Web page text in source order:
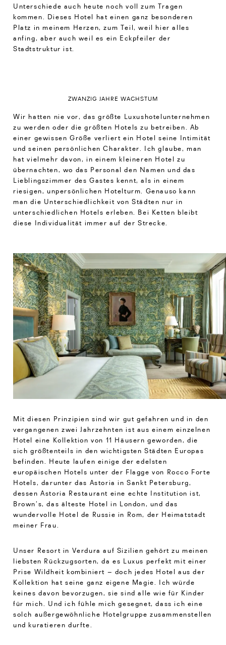
Unterschiede auch heute noch voll zum Tragen
kommen. Dieses Hotel hat einen ganz besonderen
Platz in meinem Herzen, zum Teil, weil hier alles
anfing, aber auch weil es ein Eckpfeiler der
Stadtstruktur ist.
ZWANZIG JAHRE WACHSTUM
Wir hatten nie vor, das größte Luxushotelunternehmen
zu werden oder die größten Hotels zu betreiben. Ab
einer gewissen Größe verliert ein Hotel seine Intimität
und seinen persönlichen Charakter. Ich glaube, man
hat vielmehr davon, in einem kleineren Hotel zu
übernachten, wo das Personal den Namen und das
Lieblingszimmer des Gastes kennt, als in einem
riesigen, unpersönlichen Hotelturm. Genauso kann
man die Unterschiedlichkeit von Städten nur in
unterschiedlichen Hotels erleben. Bei Ketten bleibt
diese Individualität immer auf der Strecke.
Mit diesen Prinzipien sind wir gut gefahren und in den
vergangenen zwei Jahrzehnten ist aus einem einzelnen
Hotel eine Kollektion von 11 Häusern geworden, die
sich größtenteils in den wichtigsten Städten Europas
befinden. Heute laufen einige der edelsten
europäischen Hotels unter der Flagge von Rocco Forte
Hotels, darunter das Astoria in Sankt Petersburg,
dessen Astoria Restaurant eine echte Institution ist,
Brown’s, das älteste Hotel in London, und das
wundervolle Hotel de Russie in Rom, der Heimatstadt
meiner Frau.
Unser Resort in Verdura auf Sizilien gehört zu meinen
liebsten Rückzugsorten, da es Luxus perfekt mit einer
Prise Wildheit kombiniert – doch jedes Hotel aus der
Kollektion hat seine ganz eigene Magie. Ich würde
keines davon bevorzugen, sie sind alle wie für Kinder
für mich. Und ich fühle mich gesegnet, dass ich eine
solch außergewöhnliche Hotelgruppe zusammenstellen
und kuratieren durfte.